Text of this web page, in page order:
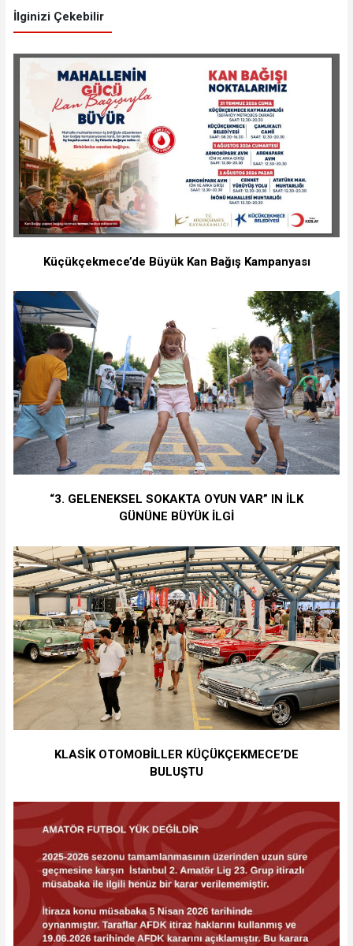
İlginizi Çekebilir
Küçükçekmece’de Büyük Kan Bağış Kampanyası
“3. GELENEKSEL SOKAKTA OYUN VAR” IN İLK
GÜNÜNE BÜYÜK İLGİ
KLASİK OTOMOBİLLER KÜÇÜKÇEKMECE’DE
BULUŞTU